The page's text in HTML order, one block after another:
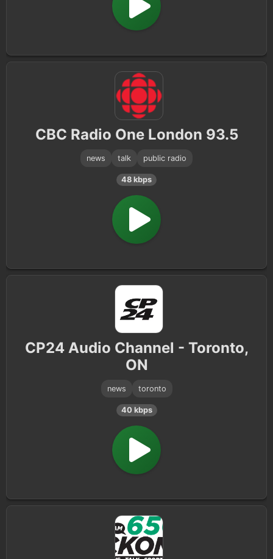
CBC Radio One London 93.5
news talk public radio
48 kbps
CP24 Audio Channel - Toronto,
ON
news toronto
40 kbps